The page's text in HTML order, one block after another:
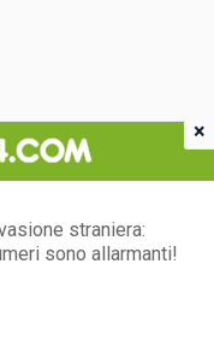
straniera:
sono allarmanti!
×